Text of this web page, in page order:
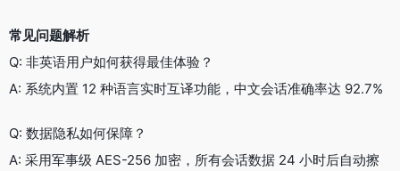
常见问题解析
Q: 非英语用户如何获得最佳体验？
A: 系统内置 12 种语言实时互译功能，中文会话准确率达 92.7%
Q: 数据隐私如何保障？
A: 采用军事级 AES-256 加密，所有会话数据 24 小时后自动擦